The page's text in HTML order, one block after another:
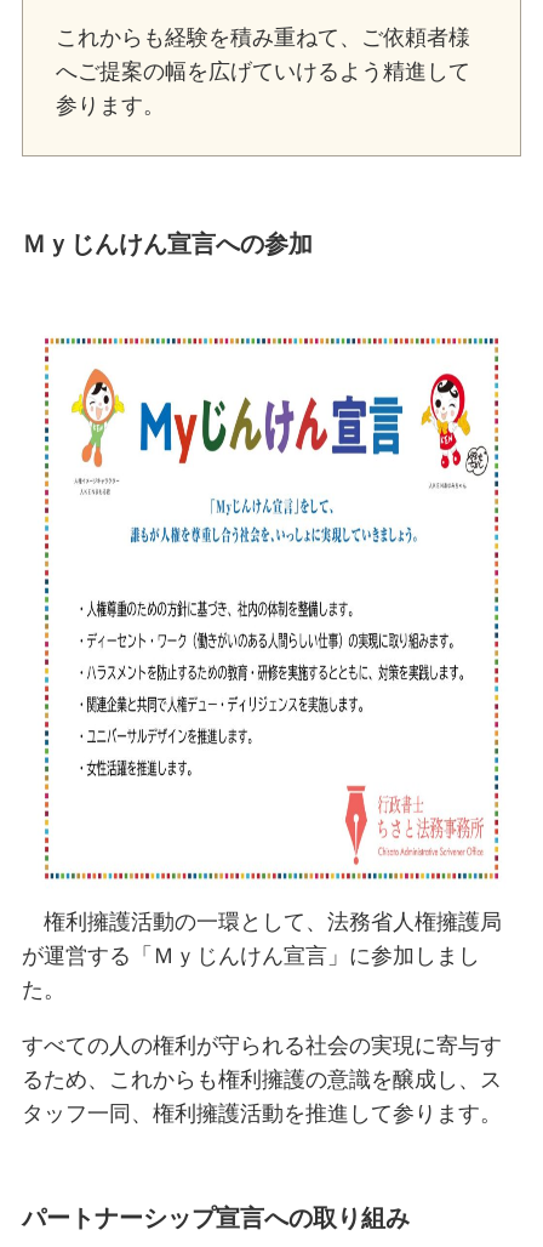
これからも経験を積み重ねて、ご依頼者様
へご提案の幅を広げていけるよう精進して
参ります。
Ｍｙじんけん宣言への参加
権利擁護活動の一環として、法務省人権擁護局
が運営する「Ｍｙじんけん宣言」に参加しまし
た。
すべての人の権利が守られる社会の実現に寄与す
るため、これからも権利擁護の意識を醸成し、ス
タッフ一同、権利擁護活動を推進して参ります。
パートナーシップ宣言への取り組み